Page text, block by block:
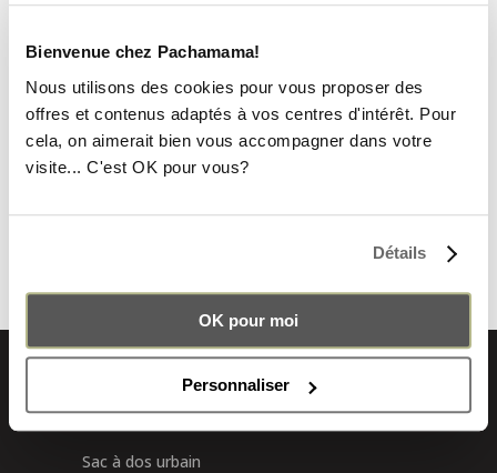
Bienvenue chez Pachamama!
Nous utilisons des cookies pour vous proposer des
offres et contenus adaptés à vos centres d'intérêt. Pour
cela, on aimerait bien vous accompagner dans votre
visite... C'est OK pour vous?
Détails
OK pour moi
Personnaliser
SAC À DOS LEO CUIR NOIR V2
179,00€
était : est :
Sac à dos urbain